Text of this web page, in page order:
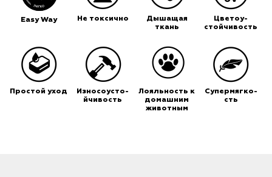
Easy Way Не токсично
Дышащая
ткань
Цветоу-
стойчивость
Простой уход
Износоусто-
йчивость
Лояльность к
домашним
животным
Супермягко-
сть